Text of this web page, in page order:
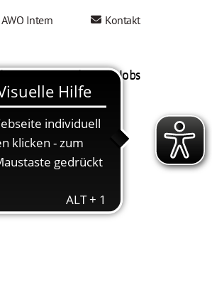
AWO Intern Kontakt
Mein AWO Jobs